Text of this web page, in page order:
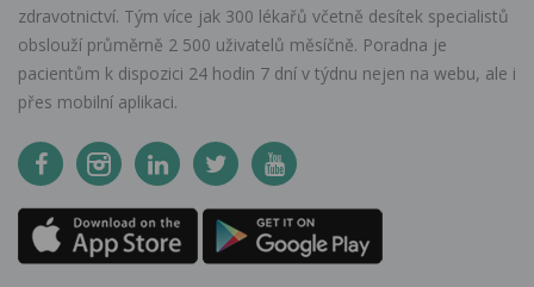
zdravotnictví. Tým více jak 300 lékařů včetně desítek specialistů
obslouží průměrně 2 500 uživatelů měsíčně. Poradna je
pacientům k dispozici 24 hodin 7 dní v týdnu nejen na webu, ale i
přes mobilní aplikaci.